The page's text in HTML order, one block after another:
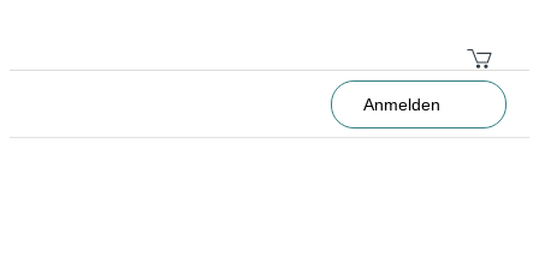
Anmelden